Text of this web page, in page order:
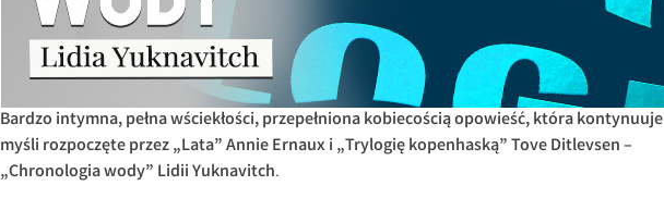
Bardzo intymna, pełna wściekłości, przepełniona kobiecością opowieść, która kontynuuje
myśli rozpoczęte przez „Lata” Annie Ernaux i „Trylogię kopenhaską” Tove Ditlevsen –
„Chronologia wody” Lidii Yuknavitch.